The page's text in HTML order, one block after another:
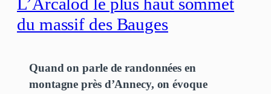
L’Arcalod le plus haut sommet
du massif des Bauges
Quand on parle de randonnées en
montagne près d’Annecy, on évoque